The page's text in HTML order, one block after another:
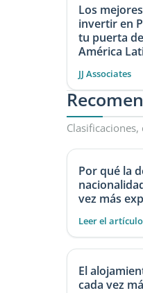
Los
invertir en
tu puerta
América
JJ Associates
Por qué la
vez más
Leer el artículo
El
cada vez